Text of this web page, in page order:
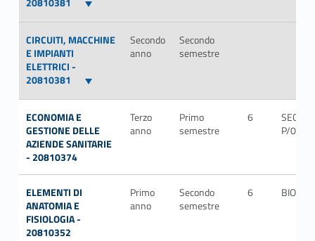
CIRCUITI, MACCHINE
E IMPIANTI
ELETTRICI -
20810381
Secondo
anno
Secondo
semestre
ECONOMIA E
GESTIONE DELLE
AZIENDE SANITARIE
- 20810374
Terzo
anno
Primo
semestre
6
SECS-
P/07
ELEMENTI DI
ANATOMIA E
FISIOLOGIA -
20810352
Primo
anno
Secondo
semestre
6 BIO/09